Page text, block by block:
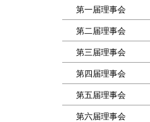
第一届理事会
第二届理事会
第三届理事会
第四届理事会
第五届理事会
第六届理事会